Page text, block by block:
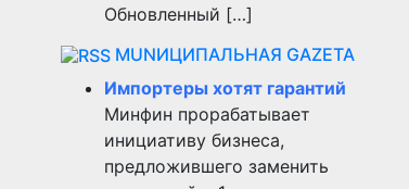
Обновленный […]
MUNИЦИПАЛЬНАЯ GAZЕТА
Импортеры хотят гарантий
Минфин прорабатывает
инициативу бизнеса,
предложившего заменить